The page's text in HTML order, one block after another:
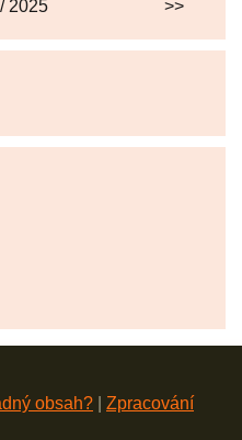
2025 >>
obsah?
Zpracování